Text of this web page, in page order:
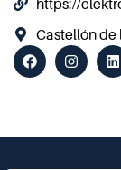
https://
Castellón de